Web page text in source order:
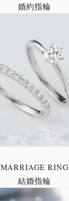
婚約指輪
MARRIAGE RING
結婚指輪